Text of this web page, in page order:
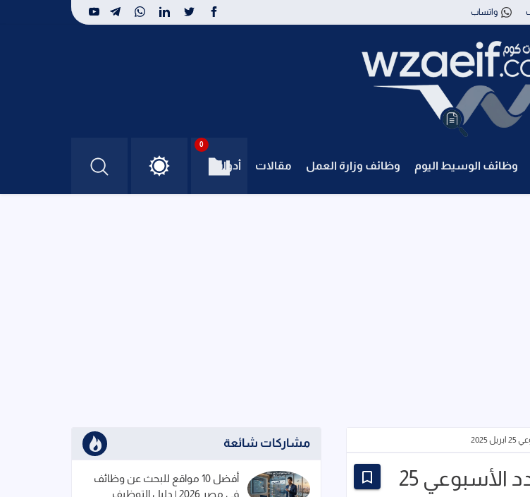
واتساب
وظائف الوسيط اليوم وظائف وزارة العمل مقالات أدوات
0
وظائف اهرام الجمعة | جريدة الأهرام العدد الأسبوعي 25
مشاركات شائعة
أفضل 10 مواقع للبحث عن وظائف
في مصر 2026 | دليل التوظيف